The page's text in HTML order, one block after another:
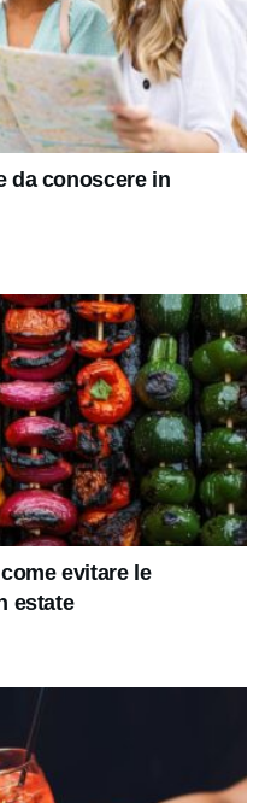
da conoscere in
evitare le
estate